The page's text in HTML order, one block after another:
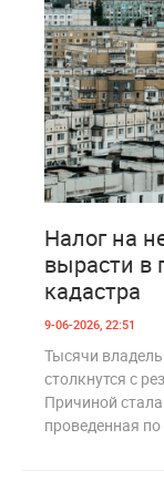
Налог на
вырасти в
кадастра
9-06-2026, 22:51
Тысячи
столкнутся с
Причиной
проведенная